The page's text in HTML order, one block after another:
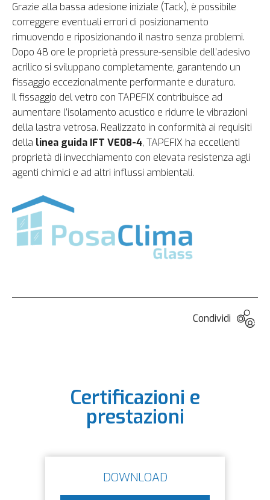
Grazie alla bassa adesione iniziale (Tack), è possibile
correggere eventuali errori di posizionamento
rimuovendo e riposizionando il nastro senza problemi.
Dopo 48 ore le proprietà pressure-sensible dell’adesivo
acrilico si sviluppano completamente, garantendo un
fissaggio eccezionalmente performante e duraturo.
Il fissaggio del vetro con TAPEFIX contribuisce ad
aumentare l’isolamento acustico e ridurre le vibrazioni
della lastra vetrosa. Realizzato in conformità ai requisiti
della linea guida IFT VE08-4, TAPEFIX ha eccellenti
proprietà di invecchiamento con elevata resistenza agli
agenti chimici e ad altri influssi ambientali.
Condividi
Certificazioni e
prestazioni
DOWNLOAD